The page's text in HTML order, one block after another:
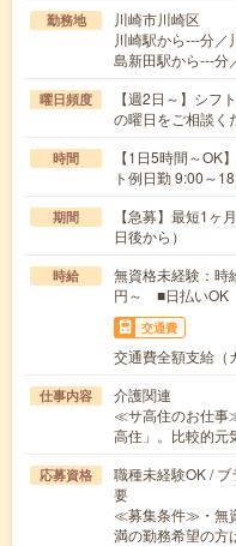
勤務地
川崎市川崎区
川崎駅から---分
島新田駅から---分
曜日頻度
【週2日～】シフ
の曜日をご相談く
時間
【1日5時間～OK
ト例日勤 9:00～
期間
【急募】最短1ヶ
日後から）
時給
無資格未経験：
円～ ■日払いOK
交通費
交通費全額支給（
仕事内容
介護関連
≪サ高住のお仕事
高住」。比較的
応募資格
職種未経験OK /
要
≪募集条件≫・無
満の勤務希望の